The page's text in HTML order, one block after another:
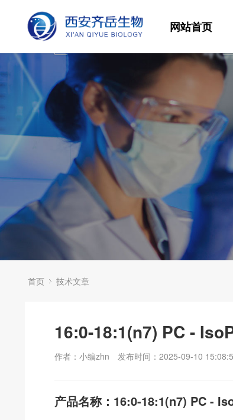
网站首页
首页 技术文章
16:0-18:1(n7) PC -
作者：小编zhn 发布时间：2025-09-10
产品名称：16:0-18:1(n7) PC -